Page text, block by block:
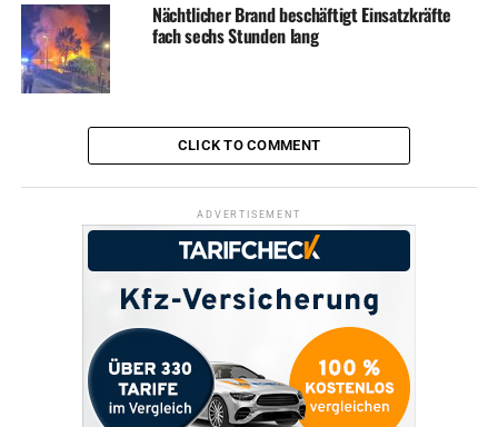
Nächtlicher Brand beschäftigt Einsatzkräfte
fach sechs Stunden lang
CLICK TO COMMENT
ADVERTISEMENT